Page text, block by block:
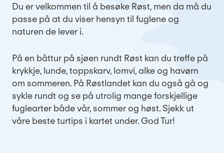
Du er velkommen til å besøke Røst, men da må du
passe på at du viser hensyn til fuglene og
naturen de lever i.
På en båttur på sjøen rundt Røst kan du treffe på
krykkje, lunde, toppskarv, lomvi, alke og havørn
om sommeren. På Røstlandet kan du også gå og
sykle rundt og se på utrolig mange forskjellige
fuglearter både vår, sommer og høst. Sjekk ut
våre beste turtips i kartet under. God Tur!